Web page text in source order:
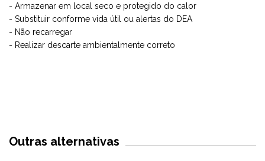
- Armazenar em local seco e protegido do calor
- Substituir conforme vida útil ou alertas do DEA
- Não recarregar
- Realizar descarte ambientalmente correto
Outras alternativas